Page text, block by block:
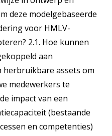
deze modelgebaseerde
voor HMLV-
2.1. Hoe kunnen
aan
assets om
medewerkers te
impact van een
(bestaande
en competenties)